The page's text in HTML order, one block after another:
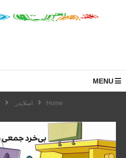
MENU
Home اسلایدر